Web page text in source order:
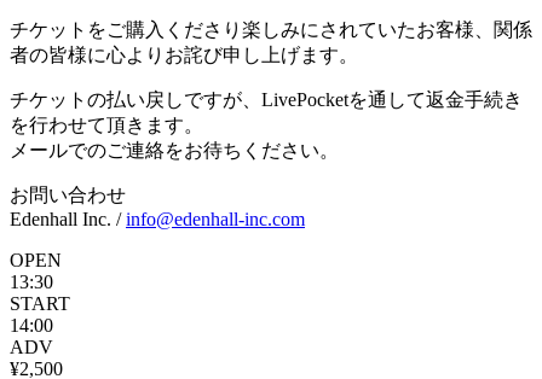
チケットをご購入くださり楽しみにされていたお客様、関係
者の皆様に心よりお詫び申し上げます。
チケットの払い戻しですが、LivePocketを通して返金手続き
を行わせて頂きます。
メールでのご連絡をお待ちください。
お問い合わせ
Edenhall Inc. /info@edenhall-inc.com
OPEN
13:30
START
14:00
ADV
¥2,500